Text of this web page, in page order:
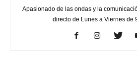
Apasionado de las ondas y la
directo de Lunes a Viernes de